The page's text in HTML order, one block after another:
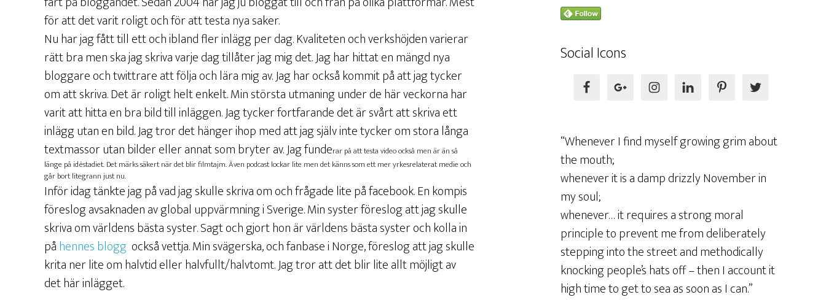
för att det varit roligt och för att testa nya saker.
Nu har jag fått till ett och ibland fler inlägg per dag. Kvaliteten och verkshöjden varierar
rätt bra men ska jag skriva varje dag tillåter jag mig det. Jag har hittat en mängd nya
bloggare och twittrare att följa och lära mig av. Jag har också kommit på att jag tycker
om att skriva. Det är roligt helt enkelt. Min största utmaning under de här veckorna har
varit att hitta en bra bild till inläggen. Jag tycker fortfarande det är svårt att skriva ett
inlägg utan en bild. Jag tror det hänger ihop med att jag själv inte tycker om stora långa
textmassor utan bilder eller annat som bryter av. Jag funderar på att testa video också men är än så
länge på idéstadiet. Det märks säkert när det blir filmtajm. Även podcast lockar lite men det känns som ett mer yrkesrelaterat medie och
går bort litegrann just nu.
Inför idag tänkte jag på vad jag skulle skriva om och frågade lite på facebook. En kompis
föreslog avsaknaden av global uppvärmning i Sverige. Min syster föreslog att jag skulle
skriva om världens bästa syster. Sagt och gjort hon är världens bästa syster och kolla in
påhennes blogg också vettja. Min svägerska, och fanbase i Norge, föreslog att jag skulle
krita ner lite om halvtid eller halvfullt/halvtomt. Jag tror att det blir lite allt möjligt av
det här inlägget.
Social Icons
“Whenever I find myself growing grim about
the mouth;
whenever it is a damp drizzly November in
my soul;
whenever… it requires a strong moral
principle to prevent me from deliberately
stepping into the street and methodically
knocking people’s hats off – then I account it
high time to get to sea as soon as I can.”